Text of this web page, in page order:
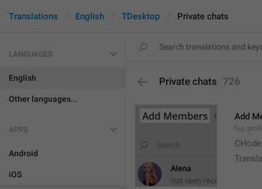
Translations English TDesktop Private chats
LANGUAGES
English
Other languages...
APPS
Android
iOS
Private chats 726
Add